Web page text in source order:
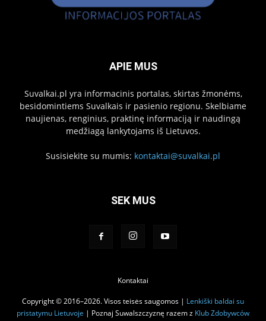
APIE MUS
Suvalkai.pl yra informacinis portalas, skirtas žmonėms,
besidomintiems Suvalkais ir pasienio regionu. Skelbiame
naujienas, renginius, praktinę informaciją ir naudingą
medžiagą lankytojams iš Lietuvos.
Susisiekite su mumis: kontaktai@suvalkai.pl
SEK MUS
Kontaktai
Copyright © 2016–2026. Visos teisės saugomos | Lenkiški baldai su
pristatymu Lietuvoje | Poznaj Suwalszczyznę razem z Klub Zdobywców